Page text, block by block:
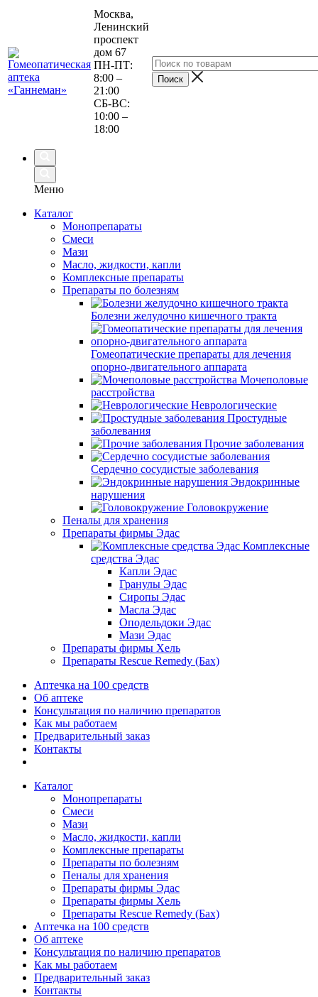
Москва,
Ленинский
проспект
дом 67
ПН-ПТ:
8:00 –
21:00
СБ-ВС:
10:00 –
18:00
Меню
Каталог
Монопрепараты
Смеси
Мази
Масло, жидкости, капли
Комплексные препараты
Препараты по болезням
Болезни желудочно кишечного тракта
Гомеопатические препараты для лечения
опорно-двигательного аппарата
Мочеполовые
расстройства
Неврологические
Простудные
заболевания
Прочие заболевания
Сердечно сосудистые заболевания
Эндокринные
нарушения
Головокружение
Пеналы для хранения
Препараты фирмы Эдас
Комплексные
средства Эдас
Капли Эдас
Гранулы Эдас
Сиропы Эдас
Масла Эдас
Оподельдоки Эдас
Мази Эдас
Препараты фирмы Хель
Препараты Rescue Remedy (Бах)
Аптечка на 100 средств
Об аптеке
Консультация по наличию препаратов
Как мы работаем
Предварительный заказ
Контакты
Каталог
Монопрепараты
Смеси
Мази
Масло, жидкости, капли
Комплексные препараты
Препараты по болезням
Пеналы для хранения
Препараты фирмы Эдас
Препараты фирмы Хель
Препараты Rescue Remedy (Бах)
Аптечка на 100 средств
Об аптеке
Консультация по наличию препаратов
Как мы работаем
Предварительный заказ
Контакты